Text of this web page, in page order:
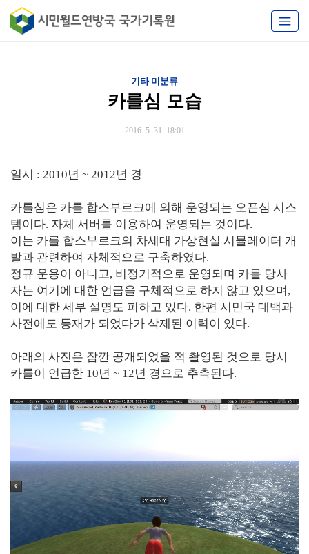
기타 미분류
카를심 모습
2016. 5. 31. 18:01
일시 : 2010년 ~ 2012년 경
카를심은 카를 합스부르크에 의해 운영되는 오픈심 시스
템이다. 자체 서버를 이용하여 운영되는 것이다.
이는 카를 합스부르크의 차세대 가상현실 시뮬레이터 개
발과 관련하여 자체적으로 구축하였다.
정규 운용이 아니고, 비정기적으로 운영되며 카를 당사
자는 여기에 대한 언급을 구체적으로 하지 않고 있으며,
이에 대한 세부 설명도 피하고 있다. 한편 시민국 대백과
사전에도 등재가 되었다가 삭제된 이력이 있다.
아래의 사진은 잠깐 공개되었을 적 촬영된 것으로 당시
카를이 언급한 10년 ~ 12년 경으로 추측된다.